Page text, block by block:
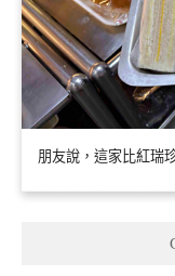
朋友說，這家比紅瑞